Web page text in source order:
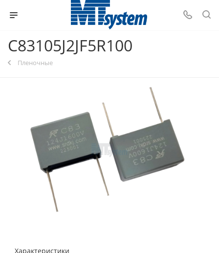
C83105J2JF5R100
Пленочные
Характеристики